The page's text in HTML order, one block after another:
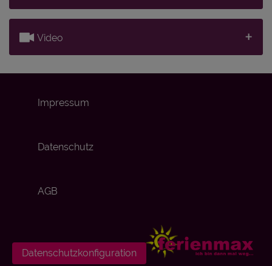
Video
Impressum
Datenschutz
AGB
Datenschutzkonfiguration